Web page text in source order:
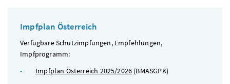
Impfplan Österreich
Verfügbare Schutzimpfungen, Empfehlungen,
Impfprogramm:
Impfplan Österreich 2025/2026 (BMASGPK)